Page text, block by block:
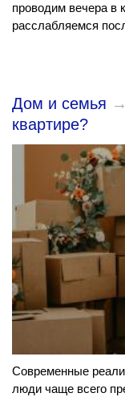
проводим вечера
расслабляемся
Дом и семья →
квартире?
Современные
люди чаще всего